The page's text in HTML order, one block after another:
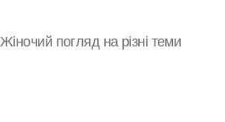
Жіночий погляд на різні теми